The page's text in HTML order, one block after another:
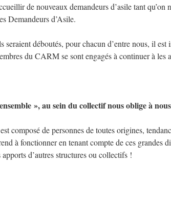
de nouveaux demandeurs d’asile tant
Demandeurs d’Asile.
seraient déboutés, pour chacun d’entre nous, il
du CARM se sont engagés à continuer à les
», au sein du collectif nous oblige à
composé de personnes de toutes origines,
à fonctionner en tenant compte de ces grandes
apports d’autres structures ou collectifs !